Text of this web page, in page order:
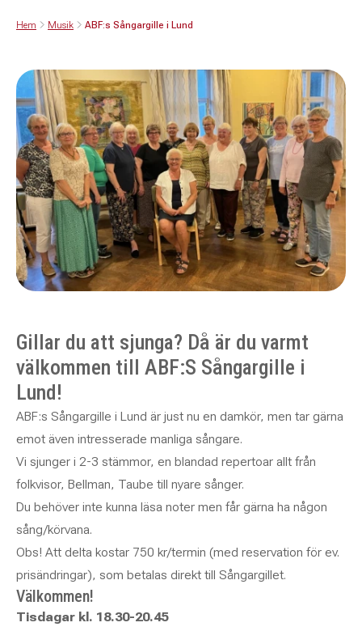
Hem Musik ABF:s Sångargille i Lund
Gillar du att sjunga? Då är du varmt
välkommen till ABF:S Sångargille i
Lund!
ABF:s Sångargille i Lund är just nu en damkör, men tar gärna
emot även intresserade manliga sångare.
Vi sjunger i 2-3 stämmor, en blandad repertoar allt från
folkvisor, Bellman, Taube till nyare sånger.
Du behöver inte kunna läsa noter men får gärna ha någon
sång/körvana.
Obs! Att delta kostar 750 kr/termin (med reservation för ev.
prisändringar), som betalas direkt till Sångargillet.
Välkommen!
Tisdagar kl. 18.30-20.45